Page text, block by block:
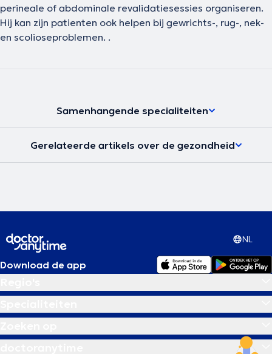
perineale of abdominale revalidatiesessies organiseren.
Hij kan zijn patienten ook helpen bij gewrichts-, rug-, nek-
en scolioseproblemen. .
Samenhangende specialiteiten
Gerelateerde artikels over de gezondheid
NL
Download de app